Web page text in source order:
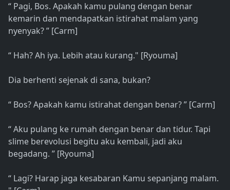
“ Pagi, Bos. Apakah kamu pulang dengan benar
kemarin dan mendapatkan istirahat malam yang
nyenyak? ” [Carm]
“ Hah? Ah iya. Lebih atau kurang." [Ryouma]
Dia berhenti sejenak di sana, bukan?
“ Bos? Apakah kamu istirahat dengan benar? ” [Carm]
“ Aku pulang ke rumah dengan benar dan tidur. Tapi
slime berevolusi begitu aku kembali, jadi aku
begadang. ” [Ryouma]
“ Lagi? Harap jaga kesabaran Kamu sepanjang malam.